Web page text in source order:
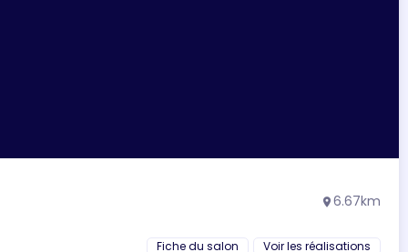
location_on 6.67km
Fiche du salon Voir les réalisations